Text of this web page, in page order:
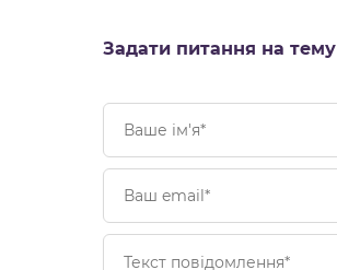
Задати питання на тему